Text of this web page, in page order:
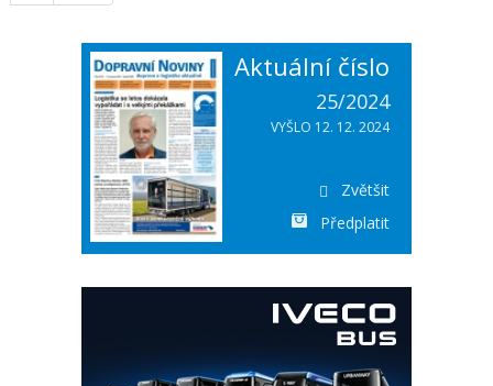
Aktuální číslo
25/2024
VYŠLO 12. 12. 2024
Zvětšit
Předplatit